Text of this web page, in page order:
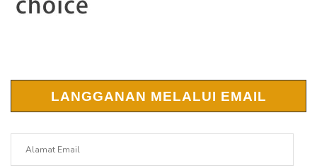
LANGGANAN MELALUI EMAIL